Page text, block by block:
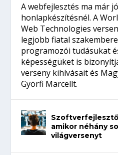
A webfejlesztés ma már
honlapkészítésnél. A
Web Technologies
legjobb fiatal
programozói tudásukat
képességüket is
verseny kihívásait és
Györfi Marcellt.
amikor néhány
világversenyt